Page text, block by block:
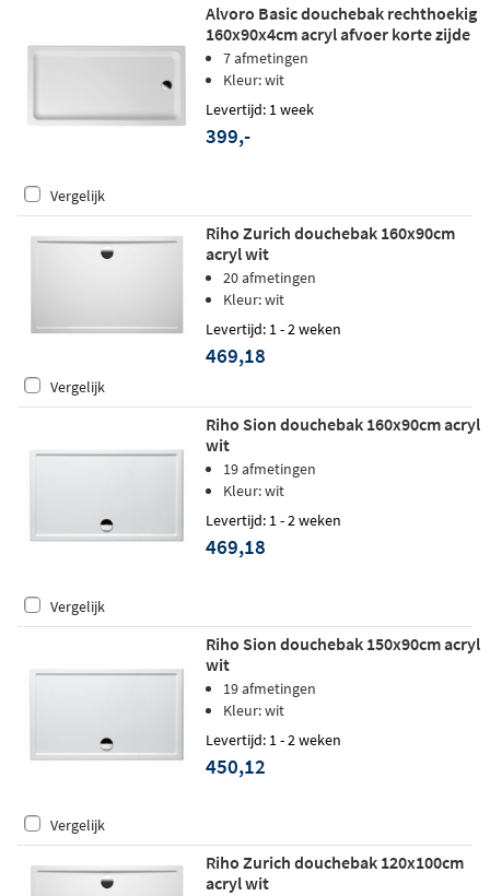
Alvoro Basic douchebak rechthoekig
160x90x4cm acryl afvoer korte zijde
wit7 afmetingen
Kleur: wit
Levertijd: 1 week
399,-
Vergelijk
Riho Zurich douchebak 160x90cm
acryl wit
20 afmetingen
Kleur: wit
Levertijd: 1 - 2 weken
469,18
Vergelijk
Riho Sion douchebak 160x90cm acryl
wit
19 afmetingen
Kleur: wit
Levertijd: 1 - 2 weken
469,18
Vergelijk
Riho Sion douchebak 150x90cm acryl
wit
19 afmetingen
Kleur: wit
Levertijd: 1 - 2 weken
450,12
Vergelijk
Riho Zurich douchebak 120x100cm
acryl wit